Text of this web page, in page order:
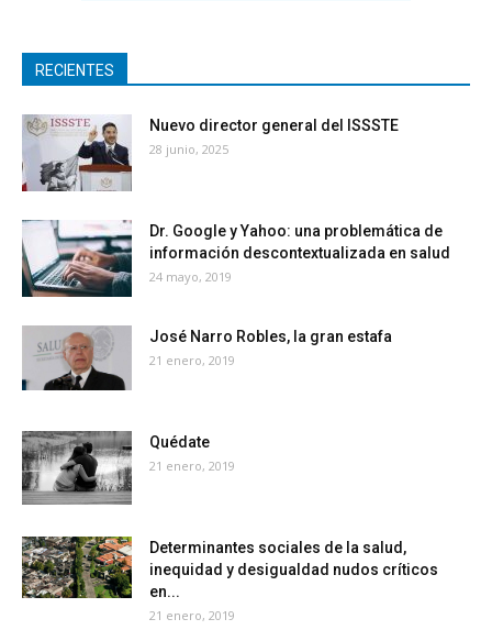
RECIENTES
Nuevo director general del ISSSTE
28 junio, 2025
Dr. Google y Yahoo: una problemática de
información descontextualizada en salud
24 mayo, 2019
José Narro Robles, la gran estafa
21 enero, 2019
Quédate
21 enero, 2019
Determinantes sociales de la salud,
inequidad y desigualdad nudos críticos
en...
21 enero, 2019